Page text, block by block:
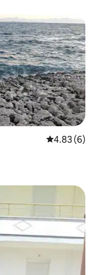
レビュー6
4.83 (6)